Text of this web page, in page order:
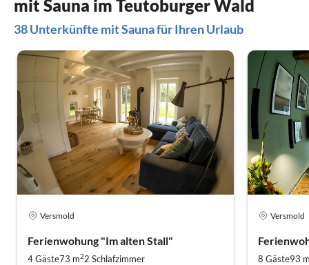
mit Sauna im Teutoburger Wald
38 Unterkünfte mit Sauna für Ihren Urlaub
Versmold
Ferienwohung "Im alten Stall"
4 Gäste73 m22 Schlafzimmer
Versmold
8 Gäste93